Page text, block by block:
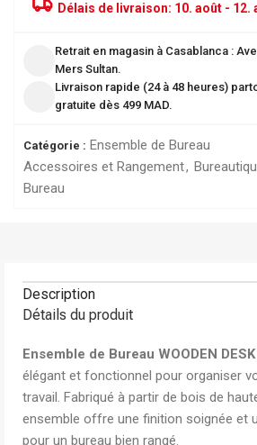
Délais de livraison: 10. août - 12.
Retrait en magasin à Casablanca :
Mers Sultan.
Livraison rapide (24 à 48 heures)
gratuite dès 499 MAD.
Catégorie : Ensemble de Bureau
Accessoires et Rangement,
Bureau
Description
Détails du produit
Ensemble de Bureau WOODEN DESK
élégant et fonctionnel pour organiser
travail. Fabriqué à partir de bois de
ensemble offre une finition soignée et
pour un bureau bien rangé.